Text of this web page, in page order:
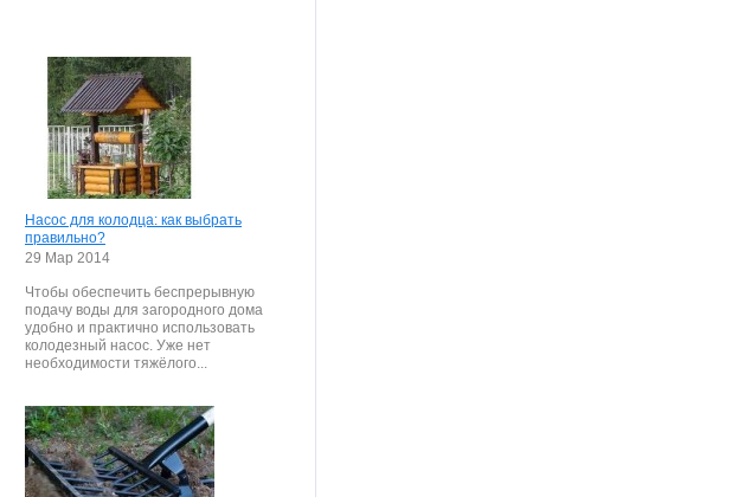
Насос для колодца: как выбрать
правильно?
29 Мар 2014
Чтобы обеспечить беспрерывную
подачу воды для загородного дома
удобно и практично использовать
колодезный насос. Уже нет
необходимости тяжёлого...